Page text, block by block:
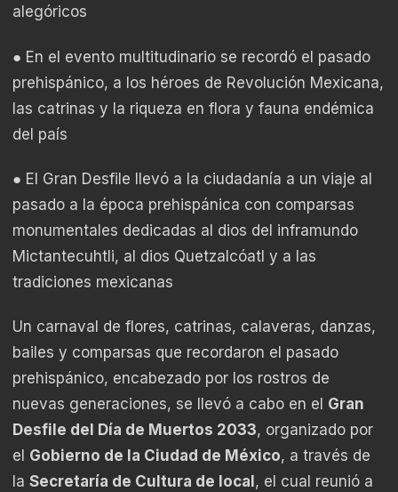
alegóricos
● En el evento multitudinario se recordó el pasado
prehispánico, a los héroes de Revolución Mexicana,
las catrinas y la riqueza en flora y fauna endémica
del país
● El Gran Desfile llevó a la ciudadanía a un viaje al
pasado a la época prehispánica con comparsas
monumentales dedicadas al dios del inframundo
Mictantecuhtli, al dios Quetzalcóatl y a las
tradiciones mexicanas
Un carnaval de flores, catrinas, calaveras, danzas,
bailes y comparsas que recordaron el pasado
prehispánico, encabezado por los rostros de
nuevas generaciones, se llevó a cabo en el Gran
Desfile del Día de Muertos 2033, organizado por
el Gobierno de la Ciudad de México, a través de
la Secretaría de Cultura de local , el cual reunió a